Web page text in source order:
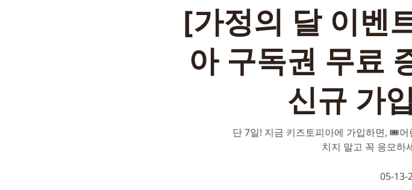
[가정의 달 이벤
아 구독권 무료
신규 가
단 7일! 지금 키즈토피아에 가입하면, 🎟️
치지 말고 꼭 응모하
05-13-